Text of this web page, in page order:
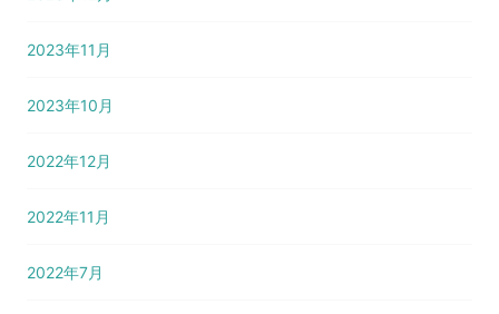
2023年11月
2023年10月
2022年12月
2022年11月
2022年7月